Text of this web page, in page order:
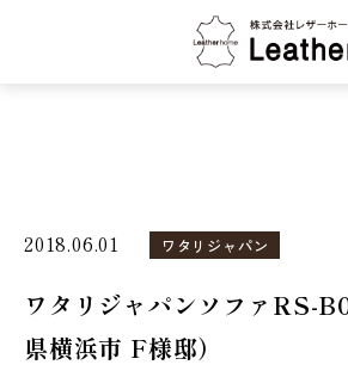
株式会社レザーホ
2018.06.01 ワタリジャパン
ワタリジャパンソファRS-
県横浜市 F様邸）